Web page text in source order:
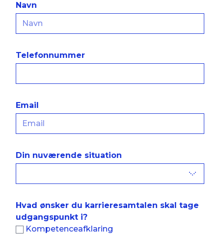
Navn
Telefonnummer
Email
Din nuværende situation
Hvad ønsker du karrieresamtalen skal tage
udgangspunkt i?
Kompetenceafklaring